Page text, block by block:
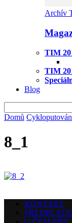
Archív
TIM
TIM
Blog
Domů
8_1
KONTAKT